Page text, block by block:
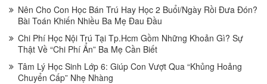
Nên Cho Con Học Bán Trú Hay Học 2 Buổi/Ngày Rồi Đưa Đón?
Bài Toán Khiến Nhiều Ba Mẹ Đau Đầu
Chi Phí Học Nội Trú Tại Tp.Hcm Gồm Những Khoản Gì? Sự
Thật Về “Chi Phí Ẩn” Ba Mẹ Cần Biết
Tâm Lý Học Sinh Lớp 6: Giúp Con Vượt Qua “Khủng Hoảng
Chuyển Cấp” Nhẹ Nhàng